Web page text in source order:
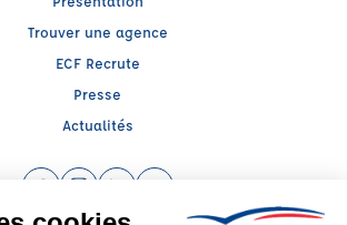
Trouver une agence
ECF Recrute
Presse
Actualités
Facebook (nouvelle fenêtre)
Instagram (nouvelle fenêtre)
LinkedIn (nouvelle fenêtre)
YouTube (nouvelle